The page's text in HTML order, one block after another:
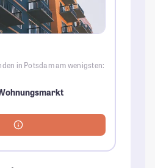
in Potsdam am wenigsten: